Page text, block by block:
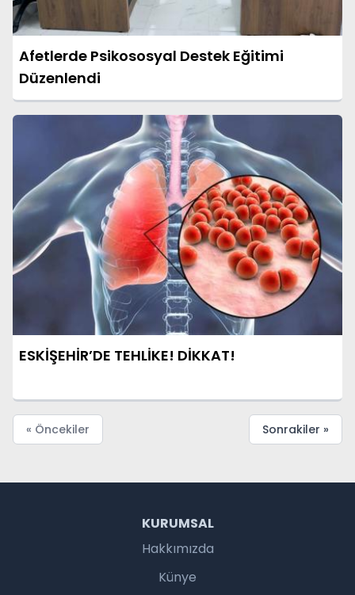
Afetlerde Psikososyal Destek Eğitimi
Düzenlendi
ESKİŞEHİR’DE TEHLİKE! DİKKAT!
« Öncekiler Sonrakiler »
KURUMSAL
Hakkımızda
Künye